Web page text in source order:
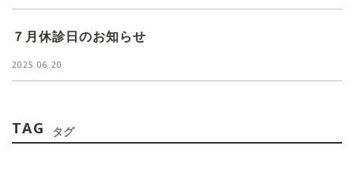
７月休診日のお知らせ
2025.06.20
TAG タグ